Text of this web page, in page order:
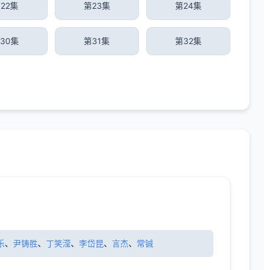
集 第23集 第24集
集 第31集 第32集
、 尹铸胜、 丁笑滢、 李岱昆、 言杰、 常铖